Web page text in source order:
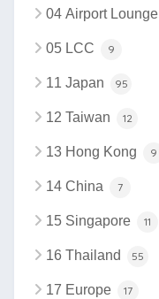
04 Airport Lounge
05 LCC 9
11 Japan 95
12 Taiwan 12
13 Hong Kong 9
14 China 7
15 Singapore 11
16 Thailand 55
17 Europe 17